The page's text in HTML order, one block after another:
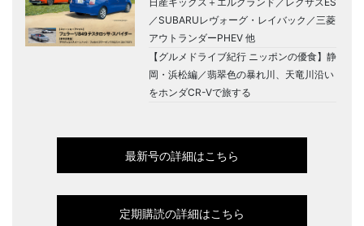
／SUBARUレヴォーグ・レイバック／三菱
アウトランダーPHEV 他
【グルメドライブ紀行 ニッポンの優食】静
岡・浜松編／翡翠色の暴れ川、天竜川沿い
をホンダCR-Vで旅する
最新号の詳細はこちら
定期購読の詳細はこちら